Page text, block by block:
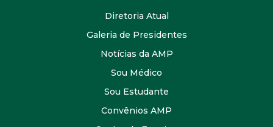
Diretoria Atual
Galeria de Presidentes
Notícias da AMP
Sou Médico
Sou Estudante
Convênios AMP